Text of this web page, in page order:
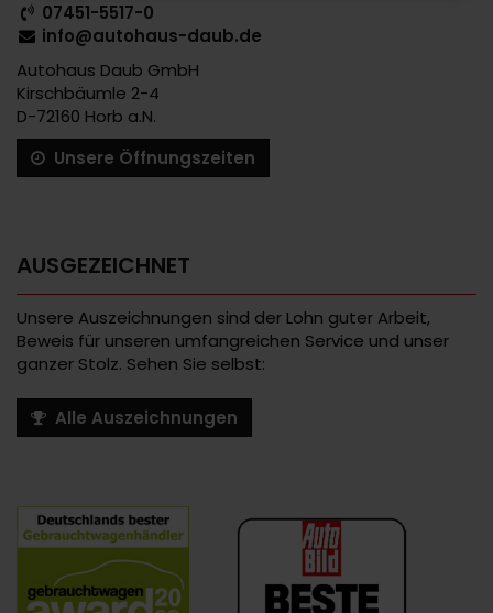
07451-5517-0
info@autohaus-daub.de
Autohaus Daub GmbH
Kirschbäumle 2-4
D-72160 Horb a.N.
Unsere Öffnungszeiten
AUSGEZEICHNET
Unsere Auszeichnungen sind der Lohn guter Arbeit,
Beweis für unseren umfangreichen Service und unser
ganzer Stolz. Sehen Sie selbst:
Alle Auszeichnungen